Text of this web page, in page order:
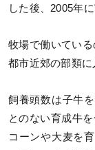
した後、2005年
牧場で働いてい
都市近郊の部類に
飼養頭数は子牛
とのない育成牛
コーンや大麦を